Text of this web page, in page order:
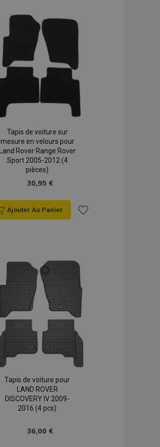
liste
d'achats
Tapis de voiture sur
mesure en velours pour
Land Rover Range Rover
Sport 2005-2012 (4
pièces)
30,95 €
Ajouter Au Panier
liste
d'achats
Tapis de voiture pour
LAND ROVER
DISCOVERY IV 2009-
2016 (4 pcs)
36,00 €